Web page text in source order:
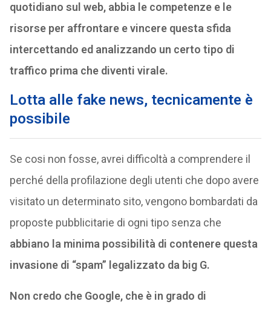
quotidiano sul web, abbia le competenze e le
risorse per affrontare e vincere questa sfida
intercettando ed analizzando un certo tipo di
traffico prima che diventi virale.
Lotta alle fake news, tecnicamente è
possibile
Se cosi non fosse, avrei difficoltà a comprendere il
perché della profilazione degli utenti che dopo avere
visitato un determinato sito, vengono bombardati da
proposte pubblicitarie di ogni tipo senza che
abbiano la minima possibilità di contenere questa
invasione di “spam” legalizzato da big G.
Non credo che Google, che è in grado di